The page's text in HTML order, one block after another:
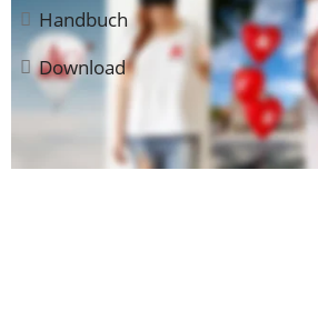
Handbuch
Download